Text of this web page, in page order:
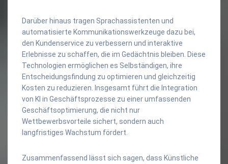
Darüber hinaus tragen Sprachassistenten und
automatisierte Kommunikationswerkzeuge dazu bei,
den Kundenservice zu verbessern und interaktive
Erlebnisse zu schaffen, die im Gedächtnis bleiben. Diese
Technologien ermöglichen es Selbständigen, ihre
Entscheidungsfindung zu optimieren und gleichzeitig
Kosten zu reduzieren. Insgesamt führt die Integration
von KI in Geschäftsprozesse zu einer umfassenden
Geschäftsoptimierung, die nicht nur
Wettbewerbsvorteile sichert, sondern auch
langfristiges Wachstum fördert.
Zusammenfassend lässt sich sagen, dass Künstliche